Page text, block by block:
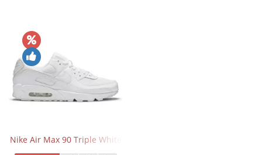
Nike Air Max 90 Triple White